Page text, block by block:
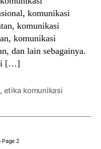
komunikasi
komunikasi
komunikasi
dan lain sebagainya.
[…]
, etika komunikasi
Page 2